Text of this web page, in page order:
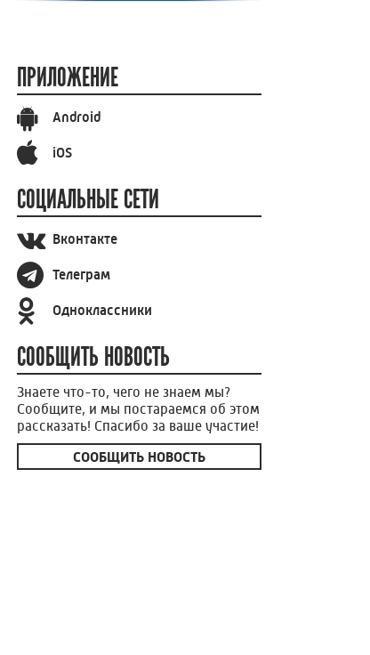
ПРИЛОЖЕНИЕ
Android
iOS
СОЦИАЛЬНЫЕ СЕТИ
Вконтакте
Телеграм
Одноклассники
СООБЩИТЬ НОВОСТЬ
Знаете что-то, чего не знаем мы?
Сообщите, и мы постараемся об этом
рассказать! Спасибо за ваше участие!
СООБЩИТЬ НОВОСТЬ